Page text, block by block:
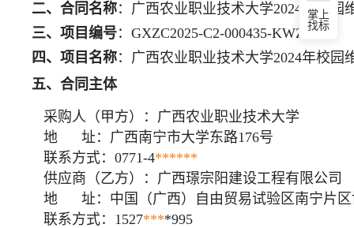
二、合同名称： 广西农业职业技术大学2024年校园
三、项目编号： GXZC2025-C2-000435-KWZB
四、项目名称： 广西农业职业技术大学2024年校园
五、合同主体
采购人（甲方）： 广西农业职业技术大学
地 址： 广西南宁市大学东路176号
联系方式： 0771-4******
供应商（乙方）： 广西璟宗阳建设工程有限公司
地 址： 中国（广西）自由贸易试验区南宁片
联系方式： 1527****995
掌上
找标